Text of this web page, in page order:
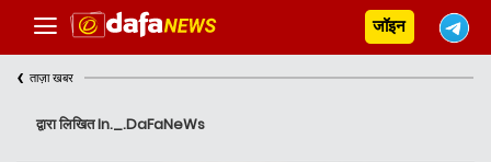
जॉइन
‹ ताज़ा खबर
द्वारा लिखित In._.DaFaNeWs